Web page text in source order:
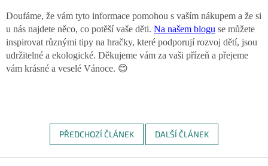
Doufáme, že vám tyto informace pomohou s vaším nákupem a že si
u nás najdete něco, co potěší vaše děti. Na našem blogu se můžete
inspirovat různými tipy na hračky, které podporují rozvoj dětí, jsou
udržitelné a ekologické. Děkujeme vám za vaši přízeň a přejeme
vám krásné a veselé Vánoce. 😊
PŘEDCHOZÍ ČLÁNEK DALŠÍ ČLÁNEK